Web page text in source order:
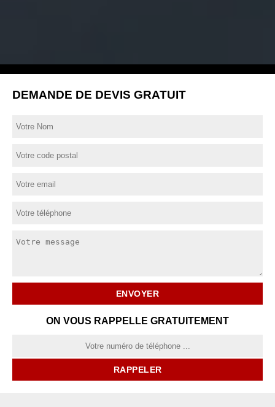
DEMANDE DE DEVIS GRATUIT
ON VOUS RAPPELLE GRATUITEMENT